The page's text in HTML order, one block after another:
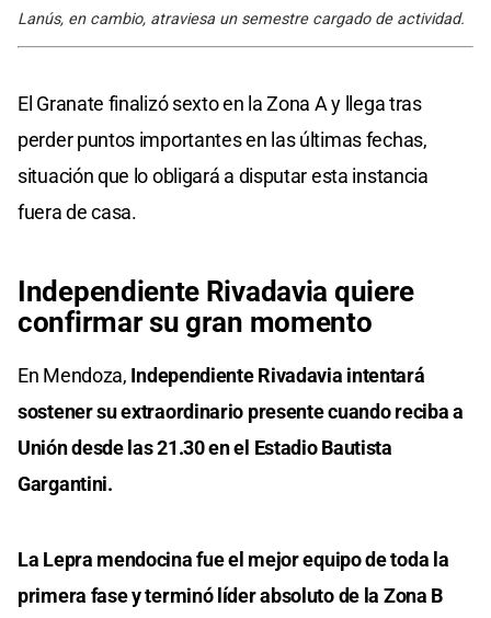
Lanús, en cambio, atraviesa un semestre cargado de actividad.
El Granate finalizó sexto en la Zona A y llega tras
perder puntos importantes en las últimas fechas,
situación que lo obligará a disputar esta instancia
fuera de casa.
Independiente Rivadavia quiere
confirmar su gran momento
En Mendoza, Independiente Rivadavia intentará
sostener su extraordinario presente cuando reciba a
Unión desde las 21.30 en el Estadio Bautista
Gargantini.
La Lepra mendocina fue el mejor equipo de toda la
primera fase y terminó líder absoluto de la Zona B